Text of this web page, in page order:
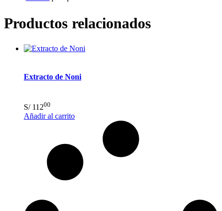
Productos relacionados
Extracto de Noni
S/11200
Añadir al carrito